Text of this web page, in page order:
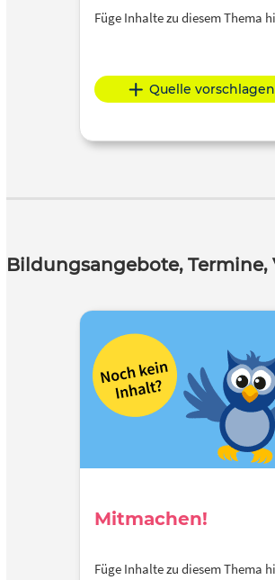
Füge Inhalte zu diesem Thema
Quelle vorschlagen
Mitmachen!
Füge Inhalte zu diesem Thema